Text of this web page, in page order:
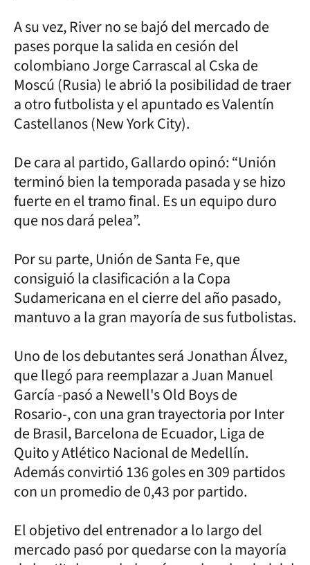
A su vez, River no se bajó del mercado de
pases porque la salida en cesión del
colombiano Jorge Carrascal al Cska de
Moscú (Rusia) le abrió la posibilidad de traer
a otro futbolista y el apuntado es Valentín
Castellanos (New York City).
De cara al partido, Gallardo opinó: “Unión
terminó bien la temporada pasada y se hizo
fuerte en el tramo final. Es un equipo duro
que nos dará pelea”.
Por su parte, Unión de Santa Fe, que
consiguió la clasificación a la Copa
Sudamericana en el cierre del año pasado,
mantuvo a la gran mayoría de sus futbolistas.
Uno de los debutantes será Jonathan Álvez,
que llegó para reemplazar a Juan Manuel
García -pasó a Newell's Old Boys de
Rosario-, con una gran trayectoria por Inter
de Brasil, Barcelona de Ecuador, Liga de
Quito y Atlético Nacional de Medellín.
Además convirtió 136 goles en 309 partidos
con un promedio de 0,43 por partido.
El objetivo del entrenador a lo largo del
mercado pasó por quedarse con la mayoría